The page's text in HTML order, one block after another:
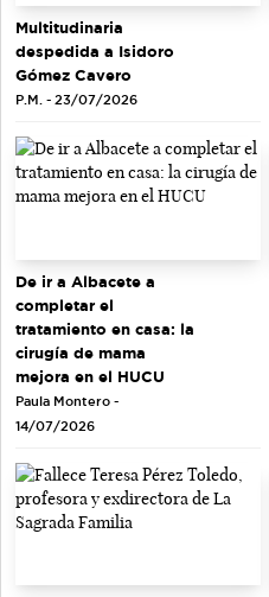
Multitudinaria
despedida a Isidoro
Gómez Cavero
P.M. - 23/07/2026
De ir a Albacete a
completar el
tratamiento en casa: la
cirugía de mama
mejora en el HUCU
Paula Montero -
14/07/2026